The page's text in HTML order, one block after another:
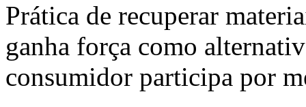
Prática de recuperar
ganha força como
consumidor participa por